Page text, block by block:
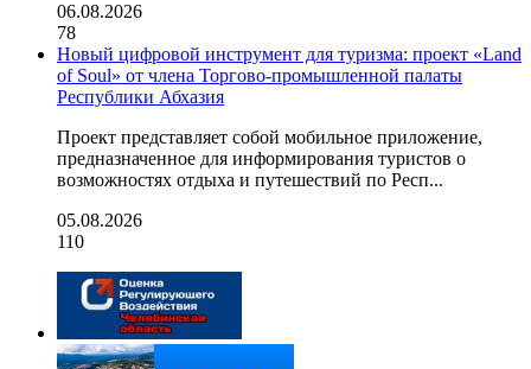
06.08.2026
78
Новый цифровой инструмент для туризма: проект «Land
of Soul» от члена Торгово-промышленной палаты
Республики Абхазия
Проект представляет собой мобильное приложение,
предназначенное для информирования туристов о
возможностях отдыха и путешествий по Респ...
05.08.2026
110